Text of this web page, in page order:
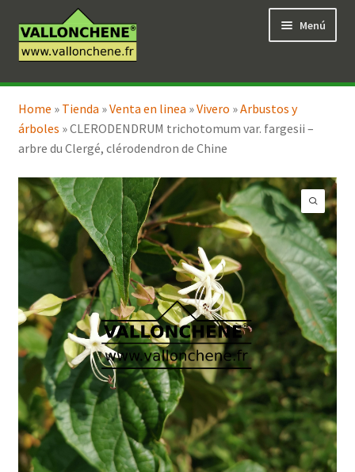
a
la
al
contenido
Menú
Tienda en línea
Home » Tienda »Venta en linea »Vivero »Arbustos y
árboles »CLERODENDRUM trichotomum var. fargesii –
arbre du Clergé, clérodendron de Chine